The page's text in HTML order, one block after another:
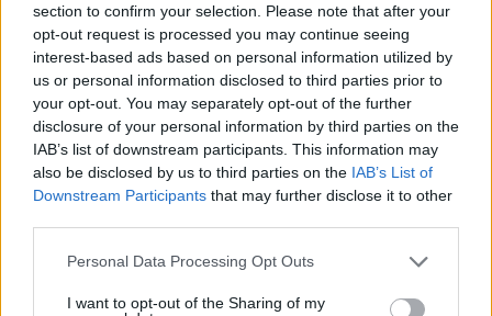
section to confirm your selection. Please note that after your
opt-out request is processed you may continue seeing
interest-based ads based on personal information utilized by
us or personal information disclosed to third parties prior to
your opt-out. You may separately opt-out of the further
disclosure of your personal information by third parties on the
IAB’s list of downstream participants. This information may
also be disclosed by us to third parties on the IAB’s List of
Downstream Participants that may further disclose it to other
Please note that this website/app uses one or more Google
not limited to your visit or usage behaviour. You may click to
Personal Data Processing Opt Outs
I want to opt-out of the Sharing of my